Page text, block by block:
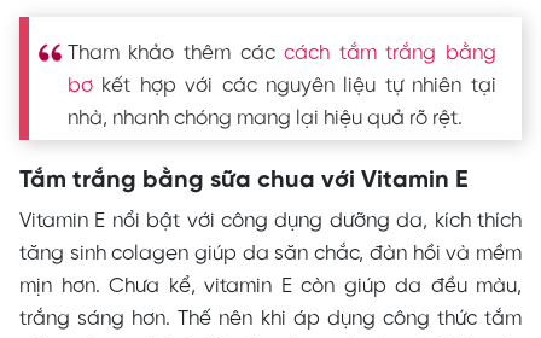
Tham khảo thêm cáccách tắm trắng bằng
bơkết hợp với các nguyên liệu tự nhiên tại
nhà, nhanh chóng mang lại hiệu quả rõ rệt.
Tắm trắng bằng sữa chua với Vitamin E
Vitamin E nổi bật với công dụng dưỡng da, kích thích
tăng sinh colagen giúp da săn chắc, đàn hồi và mềm
mịn hơn. Chưa kể, vitamin E còn giúp da đều màu,
trắng sáng hơn. Thế nên khi áp dụng công thức tắm